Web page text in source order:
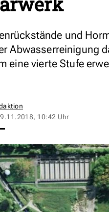
und
Abwasserreinigung
eine vierte Stufe
10:42 Uhr